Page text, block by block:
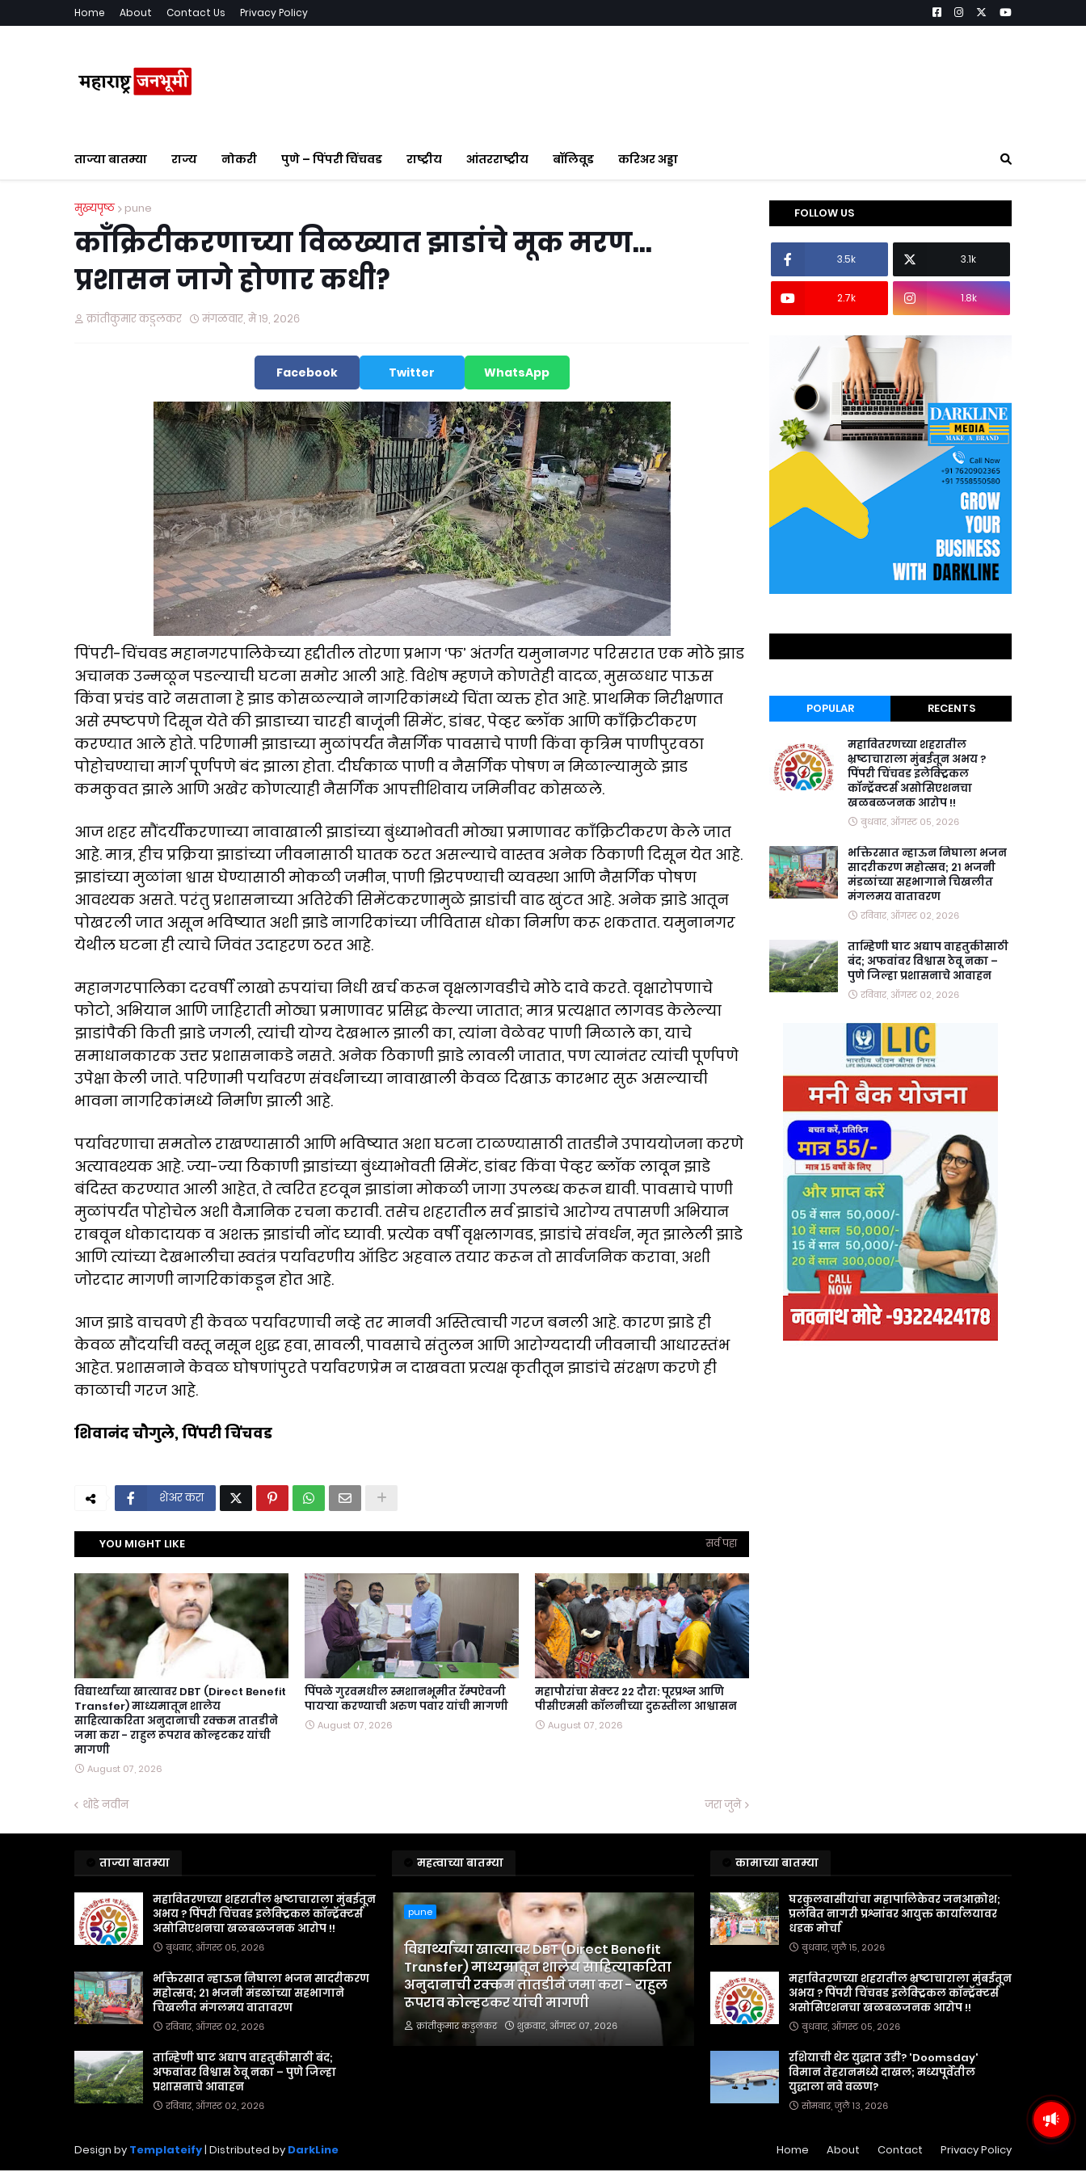
Home About Contact Us Privacy Policy
ताज्या बातम्या राज्य नोकरी पुणे – पिंपरी चिंचवड राष्ट्रीय आंतरराष्ट्रीय बॉलिवूड करिअर अड्डा
मुख्यपृष्ठ pune
काँक्रिटीकरणाच्या विळख्यात झाडांचे मूक मरण…
प्रशासन जागे होणार कधी?
क्रांतीकुमार कडुलकर मंगळवार, मे १९, २०२६
Facebook Twitter WhatsApp
पिंपरी-चिंचवड महानगरपालिकेच्या हद्दीतील तोरणा प्रभाग ‘फ’ अंतर्गत यमुनानगर परिसरात एक मोठे झाड
अचानक उन्मळून पडल्याची घटना समोर आली आहे. विशेष म्हणजे कोणतेही वादळ, मुसळधार पाऊस
किंवा प्रचंड वारे नसताना हे झाड कोसळल्याने नागरिकांमध्ये चिंता व्यक्त होत आहे. प्राथमिक निरीक्षणात
असे स्पष्टपणे दिसून येते की झाडाच्या चारही बाजूंनी सिमेंट, डांबर, पेव्हर ब्लॉक आणि काँक्रिटीकरण
करण्यात आले होते. परिणामी झाडाच्या मुळांपर्यंत नैसर्गिक पावसाचे पाणी किंवा कृत्रिम पाणीपुरवठा
पोहोचण्याचा मार्ग पूर्णपणे बंद झाला होता. दीर्घकाळ पाणी व नैसर्गिक पोषण न मिळाल्यामुळे झाड
कमकुवत झाले आणि अखेर कोणत्याही नैसर्गिक आपत्तीशिवाय जमिनीवर कोसळले.
आज शहर सौंदर्यीकरणाच्या नावाखाली झाडांच्या बुंध्याभोवती मोठ्या प्रमाणावर काँक्रिटीकरण केले जात
आहे. मात्र, हीच प्रक्रिया झाडांच्या जीवनासाठी घातक ठरत असल्याचे वास्तव अनेक ठिकाणी दिसून येत आहे.
झाडांच्या मुळांना श्वास घेण्यासाठी मोकळी जमीन, पाणी झिरपण्याची व्यवस्था आणि नैसर्गिक पोषण
आवश्यक असते. परंतु प्रशासनाच्या अतिरेकी सिमेंटकरणामुळे झाडांची वाढ खुंटत आहे. अनेक झाडे आतून
पोखरली जात असून भविष्यात अशी झाडे नागरिकांच्या जीवितास धोका निर्माण करू शकतात. यमुनानगर
येथील घटना ही त्याचे जिवंत उदाहरण ठरत आहे.
महानगरपालिका दरवर्षी लाखो रुपयांचा निधी खर्च करून वृक्षलागवडीचे मोठे दावे करते. वृक्षारोपणाचे
फोटो, अभियान आणि जाहिराती मोठ्या प्रमाणावर प्रसिद्ध केल्या जातात; मात्र प्रत्यक्षात लागवड केलेल्या
झाडांपैकी किती झाडे जगली, त्यांची योग्य देखभाल झाली का, त्यांना वेळेवर पाणी मिळाले का, याचे
समाधानकारक उत्तर प्रशासनाकडे नसते. अनेक ठिकाणी झाडे लावली जातात, पण त्यानंतर त्यांची पूर्णपणे
उपेक्षा केली जाते. परिणामी पर्यावरण संवर्धनाच्या नावाखाली केवळ दिखाऊ कारभार सुरू असल्याची
भावना नागरिकांमध्ये निर्माण झाली आहे.
पर्यावरणाचा समतोल राखण्यासाठी आणि भविष्यात अशा घटना टाळण्यासाठी तातडीने उपाययोजना करणे
अत्यावश्यक आहे. ज्या-ज्या ठिकाणी झाडांच्या बुंध्याभोवती सिमेंट, डांबर किंवा पेव्हर ब्लॉक लावून झाडे
बंदिस्त करण्यात आली आहेत, ते त्वरित हटवून झाडांना मोकळी जागा उपलब्ध करून द्यावी. पावसाचे पाणी
मुळांपर्यंत पोहोचेल अशी वैज्ञानिक रचना करावी. तसेच शहरातील सर्व झाडांचे आरोग्य तपासणी अभियान
राबवून धोकादायक व अशक्त झाडांची नोंद घ्यावी. प्रत्येक वर्षी वृक्षलागवड, झाडांचे संवर्धन, मृत झालेली झाडे
आणि त्यांच्या देखभालीचा स्वतंत्र पर्यावरणीय ऑडिट अहवाल तयार करून तो सार्वजनिक करावा, अशी
जोरदार मागणी नागरिकांकडून होत आहे.
आज झाडे वाचवणे ही केवळ पर्यावरणाची नव्हे तर मानवी अस्तित्वाची गरज बनली आहे. कारण झाडे ही
केवळ सौंदर्याची वस्तू नसून शुद्ध हवा, सावली, पावसाचे संतुलन आणि आरोग्यदायी जीवनाची आधारस्तंभ
आहेत. प्रशासनाने केवळ घोषणांपुरते पर्यावरणप्रेम न दाखवता प्रत्यक्ष कृतीतून झाडांचे संरक्षण करणे ही
काळाची गरज आहे.
शिवानंद चौगुले, पिंपरी चिंचवड
शेअर करा
YOU MIGHT LIKE सर्व पहा
विद्यार्थ्यांच्या खात्यावर DBT (Direct Benefit
Transfer) माध्यमातून शालेय
साहित्याकरिता अनुदानाची रक्कम तातडीने
जमा करा - राहुल रूपराव कोल्हटकर यांची
मागणी
August 07, 2026
पिंपळे गुरवमधील स्मशानभूमीत रॅम्पऐवजी
पायऱ्या करण्याची अरुण पवार यांची मागणी
August 07, 2026
महापौरांचा सेक्टर 22 दौरा: पूरप्रश्न आणि
पीसीएमसी कॉलनीच्या दुरुस्तीला आश्वासन
August 07, 2026
थोडे नवीन जरा जुने
FOLLOW US
3.5k 3.1k
2.7k 1.8k
POPULAR RECENTS
महावितरणच्या शहरातील
भ्रष्टाचाराला मुंबईतून अभय ?
पिंपरी चिंचवड इलेक्ट्रिकल
कॉन्ट्रॅक्टर्स असोसिएशनचा
खळबळजनक आरोप !!
बुधवार, ऑगस्ट ०५, २०२६
भक्तिरसात न्हाऊन निघाला भजन
सादरीकरण महोत्सव; २१ भजनी
मंडळांच्या सहभागाने चिखलीत
मंगलमय वातावरण
रविवार, ऑगस्ट ०२, २०२६
ताम्हिणी घाट अद्याप वाहतुकीसाठी
बंद; अफवांवर विश्वास ठेवू नका –
पुणे जिल्हा प्रशासनाचे आवाहन
रविवार, ऑगस्ट ०२, २०२६
ताज्या बातम्या
महावितरणच्या शहरातील भ्रष्टाचाराला मुंबईतून
अभय ? पिंपरी चिंचवड इलेक्ट्रिकल कॉन्ट्रॅक्टर्स
असोसिएशनचा खळबळजनक आरोप !!
बुधवार, ऑगस्ट ०५, २०२६
भक्तिरसात न्हाऊन निघाला भजन सादरीकरण
महोत्सव; २१ भजनी मंडळांच्या सहभागाने
चिखलीत मंगलमय वातावरण
रविवार, ऑगस्ट ०२, २०२६
ताम्हिणी घाट अद्याप वाहतुकीसाठी बंद;
अफवांवर विश्वास ठेवू नका – पुणे जिल्हा
प्रशासनाचे आवाहन
रविवार, ऑगस्ट ०२, २०२६
महत्वाच्या बातम्या
pune
विद्यार्थ्यांच्या खात्यावर DBT (Direct Benefit
Transfer) माध्यमातून शालेय साहित्याकरिता
अनुदानाची रक्कम तातडीने जमा करा - राहुल
रूपराव कोल्हटकर यांची मागणी
क्रांतीकुमार कडुलकर शुक्रवार, ऑगस्ट ०७, २०२६
कामाच्या बातम्या
घरकुलवासीयांचा महापालिकेवर जनआक्रोश;
प्रलंबित नागरी प्रश्नांवर आयुक्त कार्यालयावर
धडक मोर्चा
बुधवार, जुलै १५, २०२६
महावितरणच्या शहरातील भ्रष्टाचाराला मुंबईतून
अभय ? पिंपरी चिंचवड इलेक्ट्रिकल कॉन्ट्रॅक्टर्स
असोसिएशनचा खळबळजनक आरोप !!
बुधवार, ऑगस्ट ०५, २०२६
रशियाची थेट युद्धात उडी? 'Doomsday'
विमान तेहरानमध्ये दाखल; मध्यपूर्वेतील
युद्धाला नवे वळण?
सोमवार, जुलै १३, २०२६
Design by Templateify| Distributed by DarkLine Home About Contact Privacy Policy
पुणे जिल्हा मध्यवर्ती सहकारी बँकेत